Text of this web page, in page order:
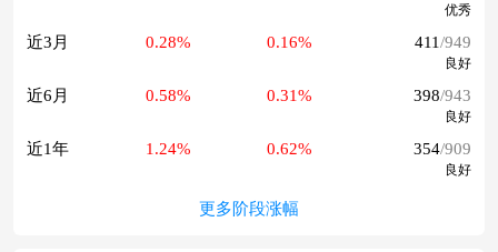
优秀
近3月 0.28% 0.16% 411/949
良好
近6月 0.58% 0.31% 398/943
良好
近1年 1.24% 0.62% 354/909
良好
更多阶段涨幅